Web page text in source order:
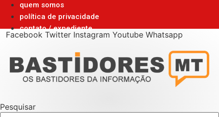
quem somos
política de privacidade
contato / expediente
Facebook Twitter Instagram Youtube Whatsapp
Pesquisar